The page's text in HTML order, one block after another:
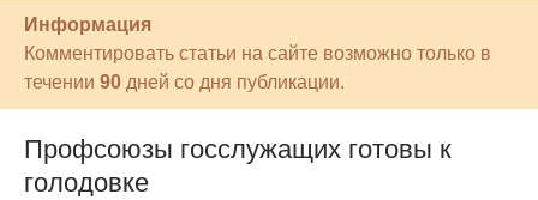
Информация
Комментировать статьи на сайте возможно только в
течении 90 дней со дня публикации.
Профсоюзы госслужащих готовы к
голодовке